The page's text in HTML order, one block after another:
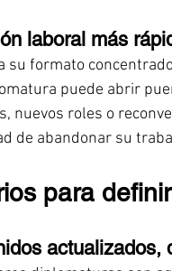
laboral más
su formato
puede abrir
nuevos roles o
de abandonar su
para
actualizados,